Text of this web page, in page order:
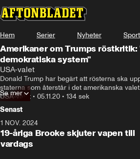
Hem Serier Nyheter Sport
Amerikaner om Trumps röstkritik:
demokratiska system"
USA-valet
Donald Trump har begärt att rösterna ska
staterna som återstår i det amerikanska
USA-valet • 05.11.20 • 134 sek
Se mer
Senast
1 NOV. 2024
19-åriga Brooke skjuter vapen till
vardags